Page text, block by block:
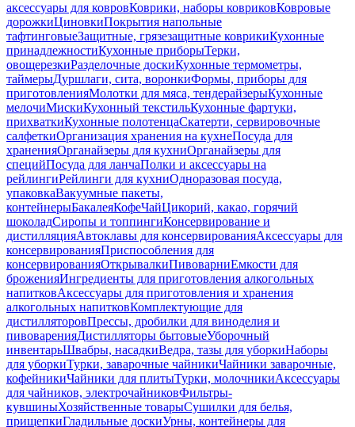
аксессуары для ковровКоврики, наборы ковриковКовровые
дорожкиЦиновкиПокрытия напольные
тафтинговыеЗащитные, грязезащитные коврикиКухонные
принадлежностиКухонные приборыТерки,
овощерезкиРазделочные доскиКухонные термометры,
таймерыДуршлаги, сита, воронкиФормы, приборы для
приготовленияМолотки для мяса, тендерайзерыКухонные
мелочиМискиКухонный текстильКухонные фартуки,
прихваткиКухонные полотенцаСкатерти, сервировочные
салфеткиОрганизация хранения на кухнеПосуда для
храненияОрганайзеры для кухниОрганайзеры для
специйПосуда для ланчаПолки и аксессуары на
рейлингиРейлинги для кухниОдноразовая посуда,
упаковкаВакуумные пакеты,
контейнерыБакалеяКофеЧайЦикорий, какао, горячий
шоколадСиропы и топпингиКонсервирование и
дистилляцияАвтоклавы для консервированияАксессуары для
консервированияПриспособления для
консервированияОткрывалкиПивоварниЕмкости для
броженияИнгредиенты для приготовления алкогольных
напитковАксессуары для приготовления и хранения
алкогольных напитковКомплектующие для
дистилляторовПрессы, дробилки для виноделия и
пивоваренияДистилляторы бытовыеУборочный
инвентарьШвабры, насадкиВедра, тазы для уборкиНаборы
для уборкиТурки, заварочные чайникиЧайники заварочные,
кофейникиЧайники для плитыТурки, молочникиАксессуары
для чайников, электрочайниковФильтры-
кувшиныХозяйственные товарыСушилки для белья,
прищепкиГладильные доскиУрны, контейнеры для